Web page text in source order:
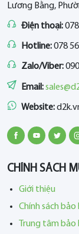
Lương Bằng,
Điện thoại:
Hotline:078
Zalo/Viber:
Email:
Website:
CHÍNH SÁCH
Giới thiệu
Chính sách bảo
Trung tâm bảo